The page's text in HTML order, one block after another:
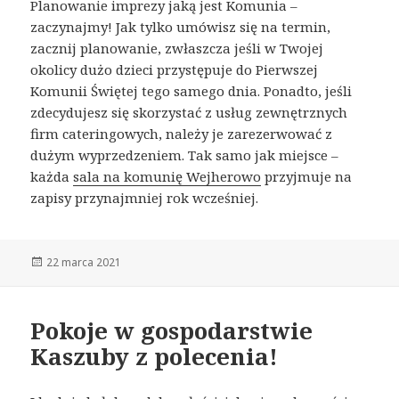
Planowanie imprezy jaką jest Komunia –
zaczynajmy! Jak tylko umówisz się na termin,
zacznij planowanie, zwłaszcza jeśli w Twojej
okolicy dużo dzieci przystępuje do Pierwszej
Komunii Świętej tego samego dnia. Ponadto, jeśli
zdecydujesz się skorzystać z usług zewnętrznych
firm cateringowych, należy je zarezerwować z
dużym wyprzedzeniem. Tak samo jak miejsce –
każdasala na komunię Wejherowo przyjmuje na
zapisy przynajmniej rok wcześniej.
Opublikowano
22 marca 2021
Pokoje w gospodarstwie
Kaszuby z polecenia!